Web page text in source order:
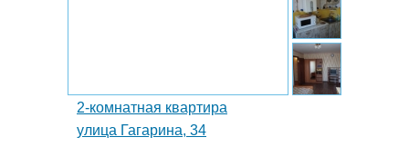
2-комнатная квартира
улица Гагарина, 34